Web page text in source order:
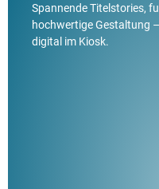
Spannende Titelstories,
hochwertige Gestaltung
digital im Kiosk.